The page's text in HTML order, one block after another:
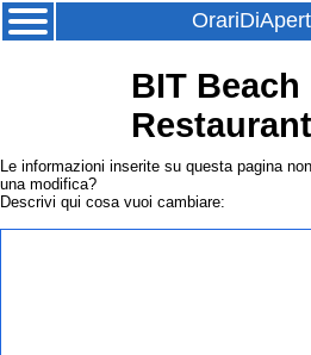
BIT Beach
Restaurant
Le informazioni inserite su questa pagina
una modifica?
Descrivi qui cosa vuoi cambiare: